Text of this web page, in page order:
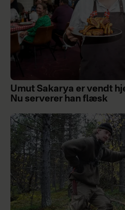
Umut Sakarya er vendt
Nu serverer han flæsk